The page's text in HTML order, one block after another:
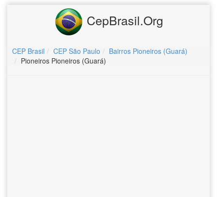
CepBrasil.Org
CEP Brasil CEP São Paulo
Bairros Pioneiros (Guará)
Pioneiros Pioneiros (Guará)